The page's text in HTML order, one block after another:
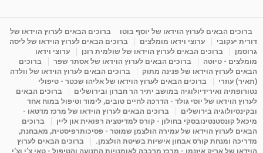
09:12
מדיטציה בדמיון מודרך - היכרות עם האני הפנימי
מאת admin 11 שנים 3,645 צפיות
פנינה מתוק - מרכז "נתיב הלב" בהרצליה-
מדיטציה-התחדשות
Shahar-vod
ברוכים הבאים לערוץ הוידאו של יוסף בוטו
ברוכים הבאים לערוץ הוידאו של
דורית יעקובי
ערוצי וידאו מומלצים
ברוכים הבאים לערוץ הוידאו של ליסה
גרוסמן
ברוכים הבאים לערוץ הוידאו של שולמית רונן
ערוצי וידאו
מומלצים - טיוטה
ברוכים הבאים לערוץ הוידאו של אסתר שפר
ברוכים
הבאים לערוץ הוידאו של פנינה מתוק
ברוכים הבאים לערוץ הוידאו של וולדה
(תאיר) עוזרי
ברוכים הבאים לערוץ הוידאו של אליהו שכטר - טיפולי
נטורופתיה ואירידיולוגיה במושב יתיר הר חברון ובירושלים
ברוכים הבאים
לערוץ הוידאו של יוסי גולד - הדרכה לחיים טובים, לימוד וטיפול במוח אחד
ובקינסיולוגיה בירושלים
ברוכים הבאים לערוץ הוידאו של מרכז מדטאו -
מיכאל קונסטנטינובסקי בחולון - קורס למדיטציה רפואית און ליין
ברוכים
הבאים לערוץ הוידאו של עמירה הולצמן שמוטר - פסיכותרפיסטית, מאבחנת,
מדריכה ומנחת קורס אבחון אישיות בשיטת הולצמן.
ברוכים הבאים לערוץ
הוידאו של אריק איזנמן - מרכז מרכבה לאומנויות התנועה והטיפול - טאי צ'י וצ'י